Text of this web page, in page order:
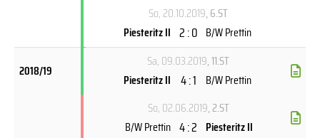
So, 20.10.2019, 6.ST
Piesteritz II 2 : 0 B/W Prettin
2018/19
Sa, 09.03.2019, 11.ST
Piesteritz II 4 : 1 B/W Prettin
So, 02.06.2019, 2.ST
B/W Prettin 4 : 2 Piesteritz II